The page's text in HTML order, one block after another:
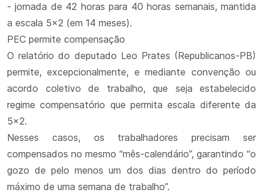
- jornada de 42 horas para 40 horas semanais, mantida
a escala 5x2 (em 14 meses).
PEC permite compensação
O relatório do deputado Leo Prates (Republicanos-PB)
permite, excepcionalmente, e mediante convenção ou
acordo coletivo de trabalho, que seja estabelecido
regime compensatório que permita escala diferente da
5x2.
Nesses casos, os trabalhadores precisam ser
compensados no mesmo “mês-calendário”, garantindo “o
gozo de pelo menos um dos dias dentro do período
máximo de uma semana de trabalho”.